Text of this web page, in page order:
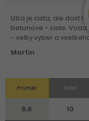
Izba je cista, ale dost
betonove - ciste. Voda
- velky vyber a
Martin
Průměr
8,6
Hotel
10